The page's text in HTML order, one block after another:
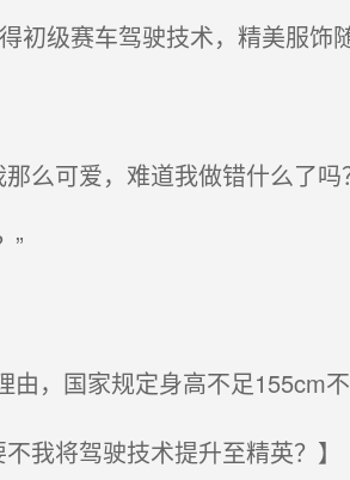
级赛车驾驶技术，精美服饰
么可爱，难道我做错什么了吗
”
，国家规定身高不足155cm
我将驾驶技术提升至精英？】